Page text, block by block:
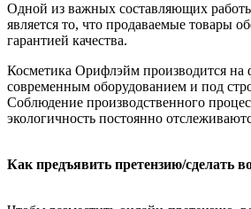
Одной из важных составляющих
является то, что продаваемые товары
гарантией качества.
Косметика Орифлэйм производится на
современным оборудованием и под
Соблюдение производственного
экологичность постоянно
Как предъявить претензию/сделать